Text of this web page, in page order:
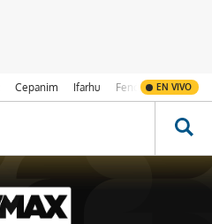
Cepanim Ifarhu Fenómeno de El
EN VIVO